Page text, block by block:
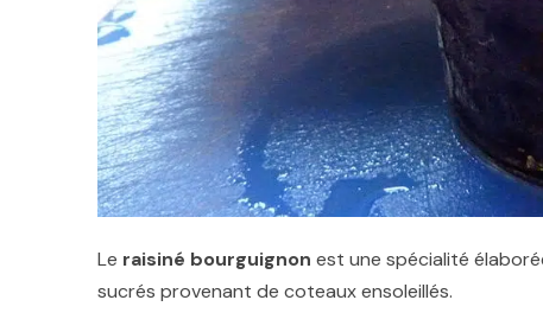
Le raisiné bourguignon est une spécialité
sucrés provenant de coteaux ensoleillés.